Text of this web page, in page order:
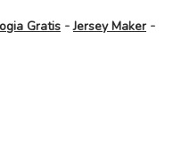
Gratis -Jersey Maker-